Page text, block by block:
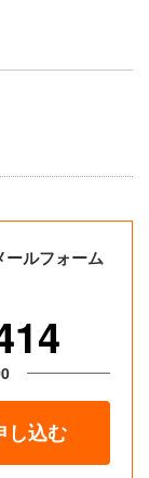
ールフォーム
し込む